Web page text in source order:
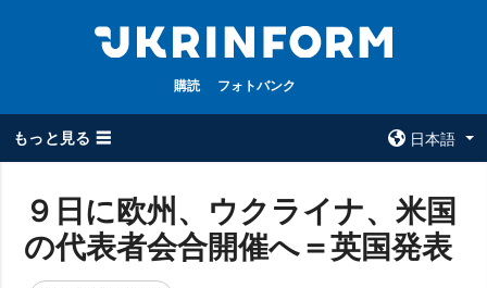
購読 フォトバンク
もっと見る ☰
日本語
全てのトピック
ウクルインフォ
９日に欧州、ウクライナ、米国
の代表者会合開催へ＝英国発表